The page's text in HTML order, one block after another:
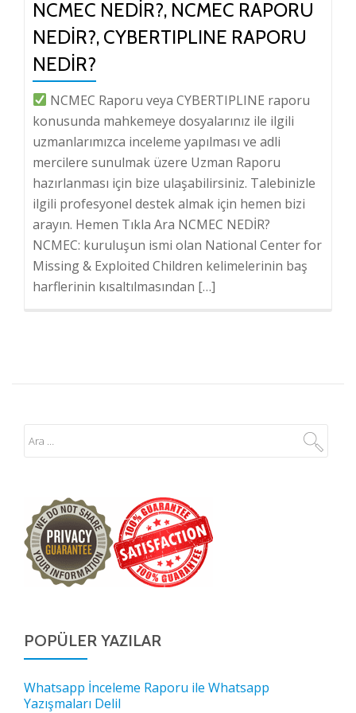
NCMEC NEDIR?, NCMEC RAPORU
NEDIR?, CYBERTIPLINE RAPORU
NEDIR?
NCMEC Raporu veya CYBERTIPLINE raporu
konusunda mahkemeye dosyalarınız ile ilgili
uzmanlarımızca inceleme yapılması ve adli
mercilere sunulmak üzere Uzman Raporu
hazırlanması için bize ulaşabilirsiniz. Talebinizle
ilgili profesyonel destek almak için hemen bizi
arayın. Hemen Tıkla Ara NCMEC NEDİR?
NCMEC: kuruluşun ismi olan National Center for
Missing & Exploited Children kelimelerinin baş
harflerinin kısaltılmasından […]
POPÜLER YAZILAR
Whatsapp İnceleme Raporu ile Whatsapp
Yazışmaları Delil